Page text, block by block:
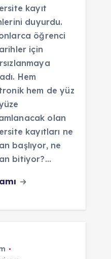
kayıt
duyurdu.
öğrenci
için
Hem
hem de yüz
olan
kayıtları ne
başlıyor, ne
bitiyor?…